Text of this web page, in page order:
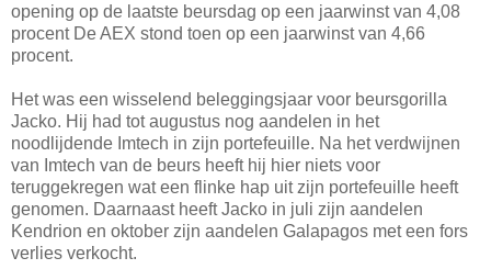
opening op de laatste beursdag op een jaarwinst van 4,08
procent De AEX stond toen op een jaarwinst van 4,66
procent.
Het was een wisselend beleggingsjaar voor beursgorilla
Jacko. Hij had tot augustus nog aandelen in het
noodlijdende Imtech in zijn portefeuille. Na het verdwijnen
van Imtech van de beurs heeft hij hier niets voor
teruggekregen wat een flinke hap uit zijn portefeuille heeft
genomen. Daarnaast heeft Jacko in juli zijn aandelen
Kendrion en oktober zijn aandelen Galapagos met een fors
verlies verkocht.